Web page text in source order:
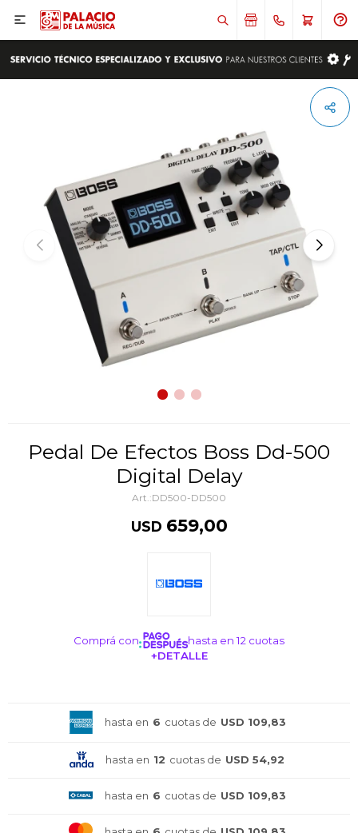

Pedal De Efectos Boss Dd-500
Digital Delay
DD500-DD500
USD 659,00
Comprá con
hasta en 12 cuotas
+DETALLE
hasta en 6 cuotas de USD 109,83
hasta en 12 cuotas de USD 54,92
hasta en 6 cuotas de USD 109,83